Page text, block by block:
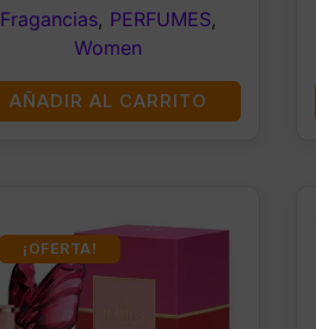
Fragancias, PERFUMES,
Women
AÑADIR AL CARRITO
¡OFERTA!